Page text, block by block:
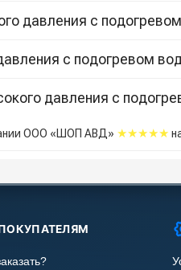
давления с
с подогревом
давления с
ООО «ШОП АВД» ★★★★★